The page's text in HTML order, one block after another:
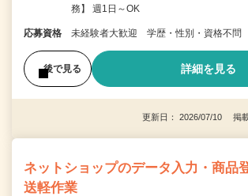
務】 週1日～OK
応募資格 未経験者大歓迎 学歴・性別・資格不問
後で見る 詳細を見る
更新日： 2026/07/10 掲
ネットショップのデータ入力・商品
送軽作業